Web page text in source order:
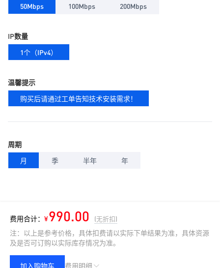
50Mbps
100Mbps 200Mbps
IP数量
1个（IPv4）
温馨提示
购买后请通过工单告知技术安装需求！
周期
月
季 半年 年
费用合计： ¥990.00 (无折扣)
注：以上是参考价格，具体扣费请以实际下单结果为准，具体资源
及是否可订购以实际库存情况为准。
费用明细
加入购物车